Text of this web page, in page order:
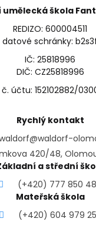
umělecká škola
REDIZO: 600004511
datové schránky:
IČ: 25818996
DIČ: CZ25818996
č. účtu: 152102882/
Rychlý kontakt
420/48,
a střední
(+420) 777 850
Mateřská škola
(+420) 604 979